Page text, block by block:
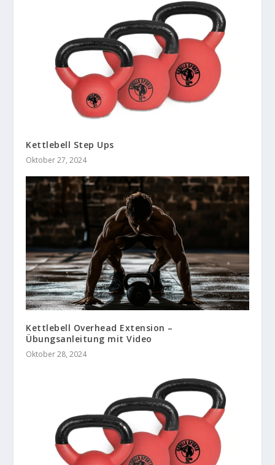
Kettlebell Step Ups
Oktober 27, 2024
Kettlebell Overhead Extension –
Übungsanleitung mit Video
Oktober 28, 2024